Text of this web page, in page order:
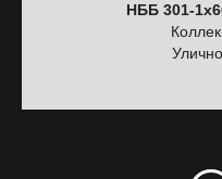
НББ 301-